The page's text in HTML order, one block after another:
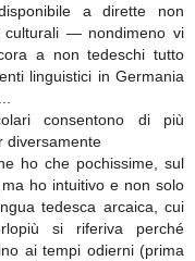
a dirette non
culturali — nondimeno vi
a non tedeschi tutto
linguistici in Germania
consentono di più
diversamente
ho che pochissime, sul
ho intuitivo e non solo
tedesca arcaica, cui
si riferiva perché
ai tempi odierni (prima